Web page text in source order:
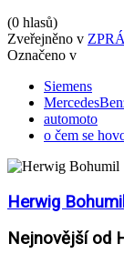
(0 hlasů)
Zveřejněno v
Označeno v
Siemens
automoto
o čem se
Herwig
Nejnovější od